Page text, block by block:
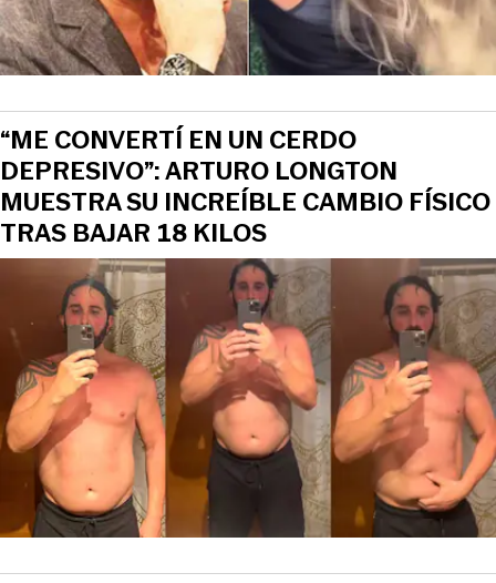
“ME CONVERTÍ EN UN CERDO
DEPRESIVO”: ARTURO LONGTON
MUESTRA SU INCREÍBLE CAMBIO FÍSICO
TRAS BAJAR 18 KILOS